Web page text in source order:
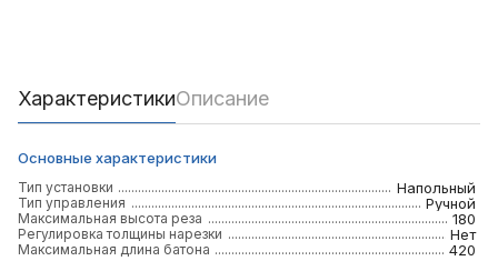
ХарактеристикиОписание
Основные характеристики
Тип установки Напольный
Тип управления Ручной
Максимальная высота реза 180
Регулировка толщины нарезки Нет
Максимальная длина батона 420